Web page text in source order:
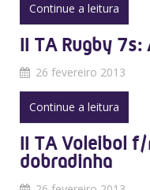
Continue a leitura
II TA Rugby 7s:
26 fevereiro 2013
Continue a leitura
II TA Voleibol
dobradinha